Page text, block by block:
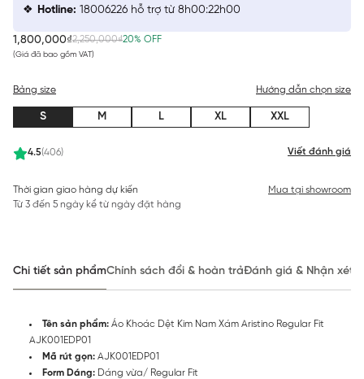
1,800,000₫2,250,000₫20% OFF
(Giá đã bao gồm VAT)
4.5(406) Viết đánh giá
Bảng size Hướng dẫn chọn size
S M L XL XXL
Thời gian giao hàng dự kiến
Từ 3 đến 5 ngày kể từ ngày đặt hàng
Mua tại showroom
Hotline: 18006226 hỗ trợ từ 8h00:22h00
Chi tiết sản phẩmChính sách đổi & hoàn trảĐánh giá & Nhận xét
Tên sản phẩm: Áo Khoác Dệt Kim Nam Xám Aristino Regular Fit
AJK001EDP01
Mã rút gọn: AJK001EDP01
Form Dáng: Dáng vừa/ Regular Fit